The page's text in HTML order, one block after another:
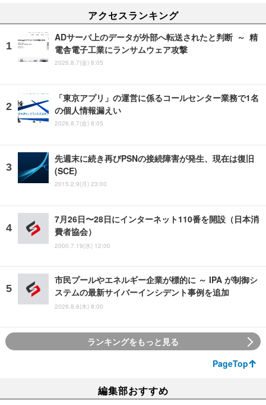
アクセスランキング
ADサーバ上のデータが外部へ転送されたと判断 ～ 精
電舎電子工業にランサムウェア攻撃
2026.8.7(金) 8:05
「東京アプリ」の運営に係るコールセンター業務で1名
の個人情報漏えい
2026.8.7(金) 8:05
先週末に続き再びPSNの接続障害が発生、現在は復旧
(SCE)
2015.2.9(月) 23:00
7月26日〜28日にインターネット110番を開設（日本消
費者協会）
2000.7.19(水) 12:00
市民プールやエネルギー企業が標的に ～ IPA が制御シ
ステムの最新サイバーインシデント事例を追加
2026.8.6(木) 8:00
ランキングをもっと見る
PageTop
編集部おすすめ